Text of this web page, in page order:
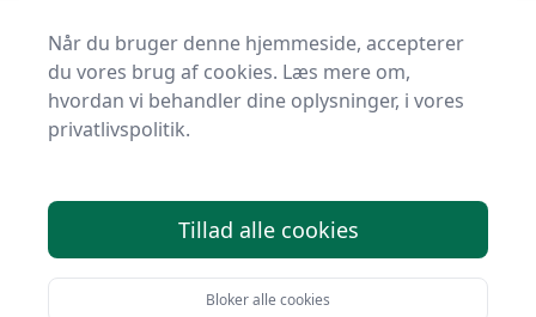
Forside Sundhed og skønhed
Personlig Pleje
Hudpleje
Shampoo
Shampooer - 350 på
I en verden fyldt med skønhedsprodukter, kan det
være en overvældende opgave at finde den perfekte
shampoo
til dine behov.
Når du bruger denne hjemmeside, accepterer
du vores brug af cookies. Læs mere om,
hvordan vi behandler dine oplysninger, i vores
privatlivspolitik.
Tillad alle cookies
Bloker alle cookies